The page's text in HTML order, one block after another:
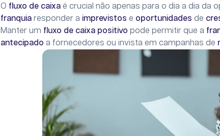
O fluxo de caixa é crucial não apenas para o dia a dia da
franquia responder a imprevistos e oportunidades de
Manter um fluxo de caixa positivo pode permitir que a
antecipado a fornecedores ou invista em campanhas de